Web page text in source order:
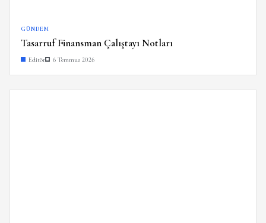
GÜNDEM
Tasarruf Finansman Çalıştayı Notları
Editör 6 Temmuz 2026